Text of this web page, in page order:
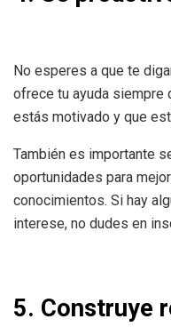
No esperes a que te
ofrece tu ayuda siempre
estás motivado y que
También es importante
oportunidades para
conocimientos. Si hay
interese, no dudes en
5. Construye